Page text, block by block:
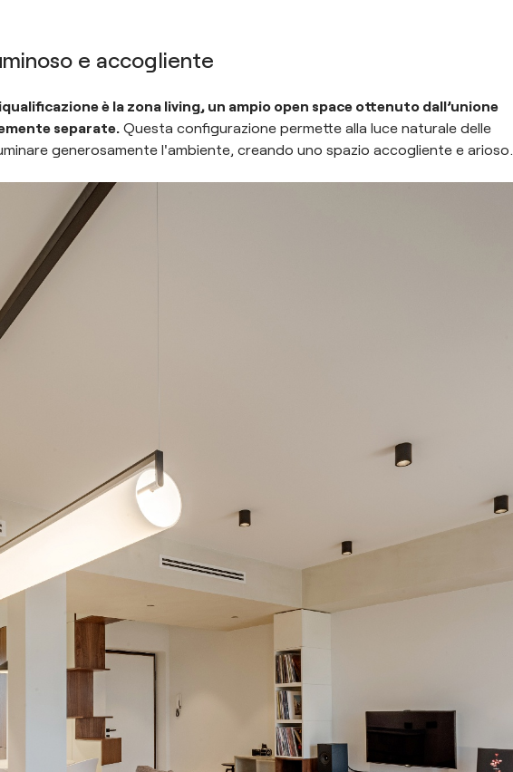
e accogliente
è la zona living, un ampio open space ottenuto dall’unione
separate. Questa configurazione permette alla luce naturale delle
generosamente l'ambiente, creando uno spazio accogliente e arioso.